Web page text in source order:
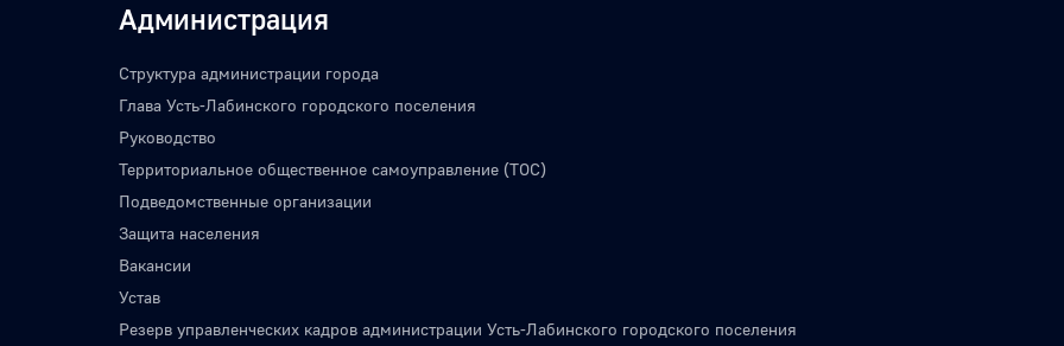
Администрация
Структура администрации города
Глава Усть-Лабинского городского поселения
Руководство
Территориальное общественное самоуправление (ТОС)
Подведомственные организации
Защита населения
Вакансии
Устав
Резерв управленческих кадров администрации Усть-Лабинского городского поселения